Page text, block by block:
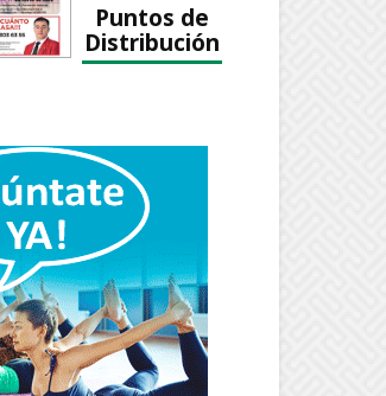
Puntos de
Distribución